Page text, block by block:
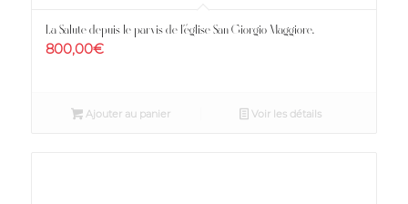
La Salute depuis le parvis de l’église San Giorgio Maggiore.
800,00€
Ajouter au panier Voir les détails